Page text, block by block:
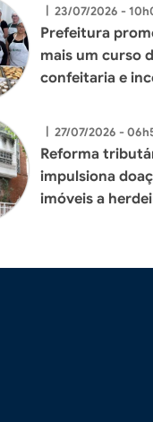
| 23/07/2026 -
Prefeitura
mais um curso
confeitaria e
mulheres de
| 27/07/2026 -
Reforma
impulsiona
imóveis a